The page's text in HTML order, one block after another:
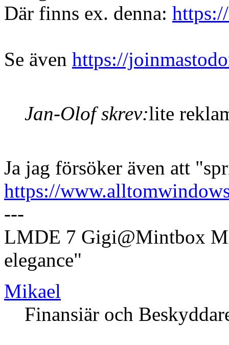
Där finns ex. denna:
Se även https://
Jan-Olof skrev:lite
Ja jag försöker även att
https://
---
LMDE 7 Gigi@Mintbox
elegance"
Mikael
Finansiär och